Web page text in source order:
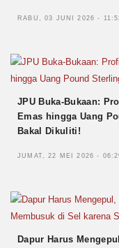
RABU, 03 JUNI 2026 -
JPU Buka-Bukaan:
Emas hingga Uang
Bakal Dikuliti!
JUMAT, 22 MEI 2026 -
Dapur Harus